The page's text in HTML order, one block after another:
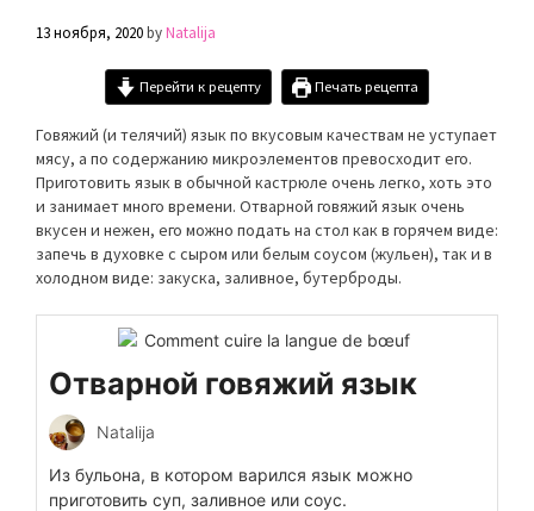
13 ноября, 2020byNatalija
Перейти к рецепту Печать рецепта
Говяжий (и телячий) язык по вкусовым качествам не уступает
мясу, а по содержанию микроэлементов превосходит его.
Приготовить язык в обычной кастрюле очень легко, хоть это
и занимает много времени. Отварной говяжий язык очень
вкусен и нежен, его можно подать на стол как в горячем виде:
запечь в духовке с сыром или белым соусом (жульен), так и в
холодном виде: закуска, заливное, бутерброды.
Отварной говяжий язык
Natalija
Из бульона, в котором варился язык можно
приготовить суп, заливное или соус.